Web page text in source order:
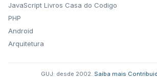
JavaScript
PHP
Android
Arquitetura
Livros Casa do Codigo
GUJ: desde 2002. Saiba mais